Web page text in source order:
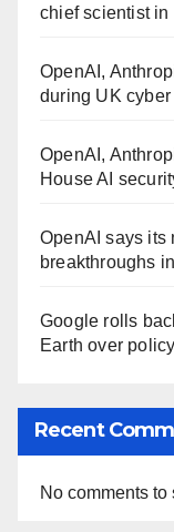
chief scientist
OpenAI,
during UK
OpenAI,
House AI
OpenAI says its
breakthroughs
Google rolls
Earth over
Recent
No comments to